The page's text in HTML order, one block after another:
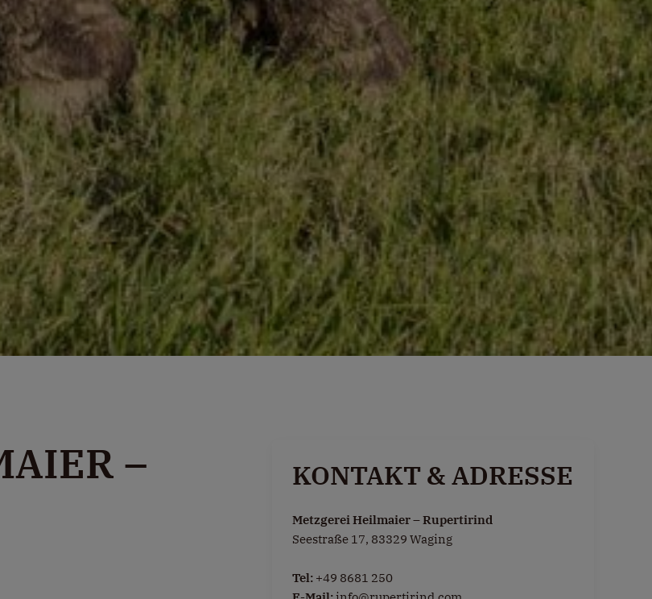
–
KONTAKT & ADRESSE
Metzgerei Heilmaier – Rupertirind
Seestraße 17, 83329 Waging
Tel: +49 8681 250